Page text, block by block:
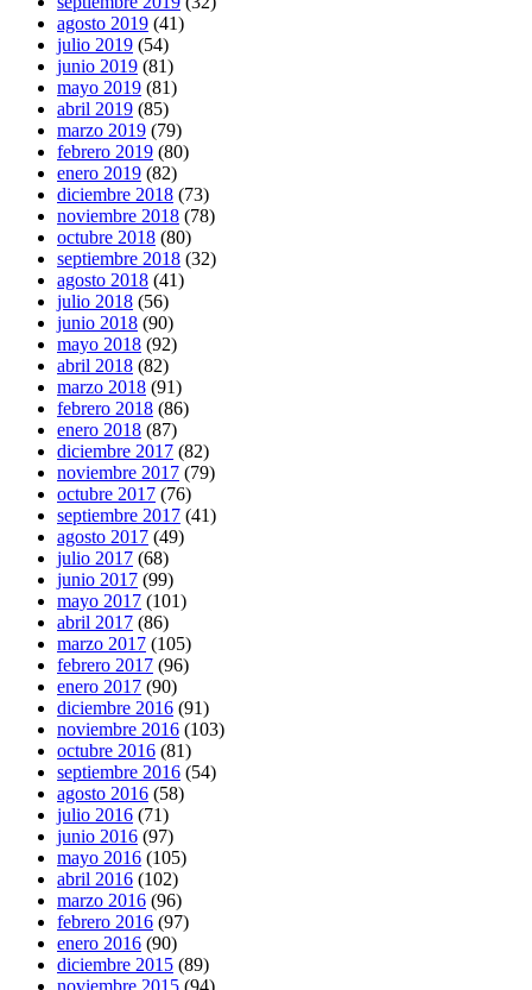
agosto 2019 (41)
julio 2019 (54)
junio 2019 (81)
mayo 2019 (81)
abril 2019 (85)
marzo 2019 (79)
febrero 2019 (80)
enero 2019 (82)
diciembre 2018 (73)
noviembre 2018 (78)
octubre 2018 (80)
septiembre 2018 (32)
agosto 2018 (41)
julio 2018 (56)
junio 2018 (90)
mayo 2018 (92)
abril 2018 (82)
marzo 2018 (91)
febrero 2018 (86)
enero 2018 (87)
diciembre 2017 (82)
noviembre 2017 (79)
octubre 2017 (76)
septiembre 2017 (41)
agosto 2017 (49)
julio 2017 (68)
junio 2017 (99)
mayo 2017 (101)
abril 2017 (86)
marzo 2017 (105)
febrero 2017 (96)
enero 2017 (90)
diciembre 2016 (91)
noviembre 2016 (103)
octubre 2016 (81)
septiembre 2016 (54)
agosto 2016 (58)
julio 2016 (71)
junio 2016 (97)
mayo 2016 (105)
abril 2016 (102)
marzo 2016 (96)
febrero 2016 (97)
enero 2016 (90)
diciembre 2015 (89)
noviembre 2015 (94)